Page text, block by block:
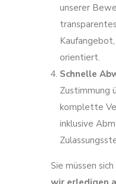
unserer
orientiert.
Schnelle
Zustimmung
komplette
inklusive
Sie müssen